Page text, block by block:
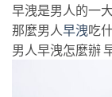
早洩是男人的一
那麼男人早洩吃
男人早洩怎麼辦